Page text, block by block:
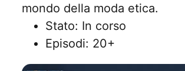
mondo della moda etica.
Stato: In corso
Episodi: 20+